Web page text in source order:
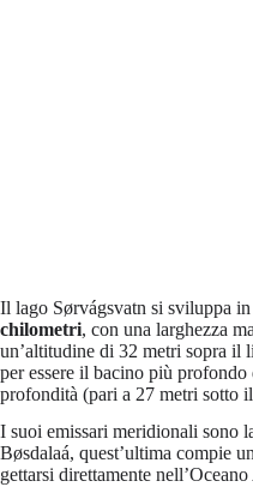
Il lago Sørvágsvatn si sviluppa in
chilometri, con una larghezza
un’altitudine di 32 metri sopra il
per essere il bacino più
profondità (pari a 27 metri sotto
I suoi emissari meridionali sono
Bøsdalaá, quest’ultima compie
gettarsi direttamente